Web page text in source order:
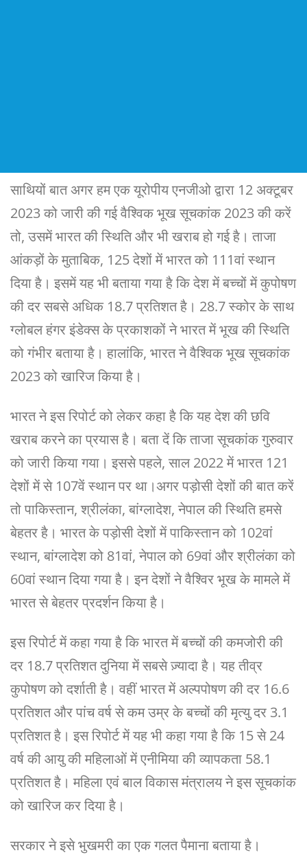
साथियों बात अगर हम एक यूरोपीय एनजीओ द्वारा 12 अक्टूबर
2023 को जारी की गई वैश्विक भूख सूचकांक 2023 की करें
तो, उसमें भारत की स्थिति और भी खराब हो गई है। ताजा
आंकड़ों के मुताबिक, 125 देशों में भारत को 111वां स्थान
दिया है। इसमें यह भी बताया गया है कि देश में बच्चों में कुपोषण
की दर सबसे अधिक 18.7 प्रतिशत है। 28.7 स्कोर के साथ
ग्लोबल हंगर इंडेक्स के प्रकाशकों ने भारत में भूख की स्थिति
को गंभीर बताया है। हालांकि, भारत ने वैश्विक भूख सूचकांक
2023 को खारिज किया है।
भारत ने इस रिपोर्ट को लेकर कहा है कि यह देश की छवि
खराब करने का प्रयास है। बता दें कि ताजा सूचकांक गुरुवार
को जारी किया गया। इससे पहले, साल 2022 में भारत 121
देशों में से 107वें स्थान पर था।अगर पड़ोसी देशों की बात करें
तो पाकिस्तान, श्रीलंका, बांग्लादेश, नेपाल की स्थिति हमसे
बेहतर है। भारत के पड़ोसी देशों में पाकिस्तान को 102वां
स्थान, बांग्लादेश को 81वां, नेपाल को 69वां और श्रीलंका को
60वां स्थान दिया गया है। इन देशों ने वैश्विर भूख के मामले में
भारत से बेहतर प्रदर्शन किया है।
इस रिपोर्ट में कहा गया है कि भारत में बच्चों की कमजोरी की
दर 18.7 प्रतिशत दुनिया में सबसे ज़्यादा है। यह तीव्र
कुपोषण को दर्शाती है। वहीं भारत में अल्पपोषण की दर 16.6
प्रतिशत और पांच वर्ष से कम उम्र के बच्चों की मृत्यु दर 3.1
प्रतिशत है। इस रिपोर्ट में यह भी कहा गया है कि 15 से 24
वर्ष की आयु की महिलाओं में एनीमिया की व्यापकता 58.1
प्रतिशत है। महिला एवं बाल विकास मंत्रालय ने इस सूचकांक
को खारिज कर दिया है।
सरकार ने इसे भुखमरी का एक गलत पैमाना बताया है।